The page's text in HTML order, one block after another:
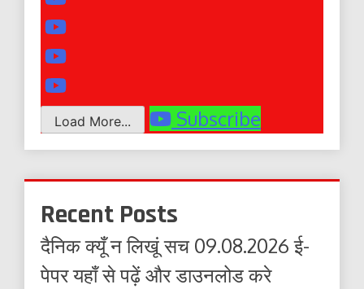
Load More... Subscribe
Recent Posts
दैनिक क्यूँ न लिखूं सच 09.08.2026 ई-
पेपर यहाँ से पढ़ें और डाउनलोड करे